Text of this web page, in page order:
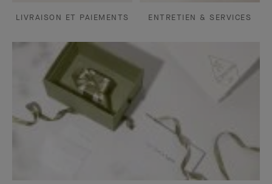
LIVRAISON ET PAIEMENTS ENTRETIEN & SERVICES